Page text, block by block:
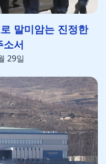
말미암는 진정한
소서
29일